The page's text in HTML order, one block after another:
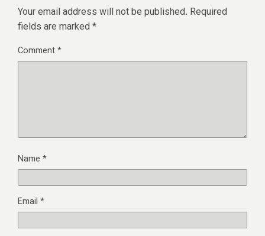
Your email address will not be published. Required
fields are marked *
Comment*
Name *
Email *